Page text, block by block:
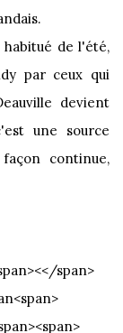
de l'été,
par ceux qui
devient
une source
continue,